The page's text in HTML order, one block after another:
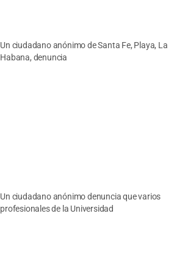
Un ciudadano anónimo de Santa Fe, Playa, La
Habana, denuncia
Un ciudadano anónimo denuncia que varios
profesionales de la Universidad